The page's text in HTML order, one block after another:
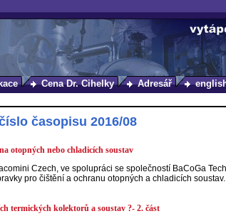
Cena Dr. Cihelky Adresář
časopisu 2016/08
otopných nebo chladicích soustav
Czech, ve spolupráci se společností BaCoGa
pro čištění a ochranu otopných a chladicích soustav.
termických kolektorů a soustav ?- 2. část